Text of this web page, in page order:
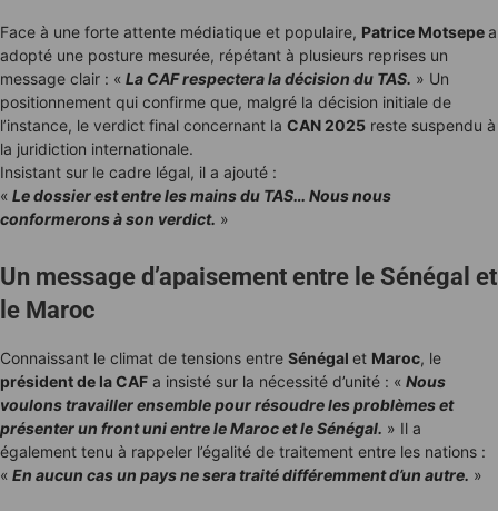
Face à une forte attente médiatique et populaire, Patrice Motsepea
adopté une posture mesurée, répétant à plusieurs reprises un
message clair : « La CAF respectera la décision du TAS. » Un
positionnement qui confirme que, malgré la décision initiale de
l’instance, le verdict final concernant la CAN 2025 reste suspendu à
la juridiction internationale.
Insistant sur le cadre légal, il a ajouté :
« Le dossier est entre les mains du TAS… Nous nous
conformerons à son verdict. »
Un message d’apaisement entre le Sénégal et
le Maroc
Connaissant le climat de tensions entre Sénégal et Maroc, le
président de la CAF a insisté sur la nécessité d’unité : « Nous
voulons travailler ensemble pour résoudre les problèmes et
présenter un front uni entre le Maroc et le Sénégal. » Il a
également tenu à rappeler l’égalité de traitement entre les nations :
« En aucun cas un pays ne sera traité différemment d’un autre. »